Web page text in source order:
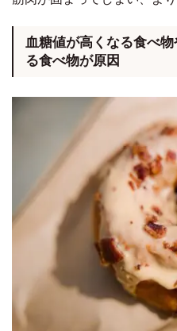
血糖値が高くなる食べ
る食べ物が原因